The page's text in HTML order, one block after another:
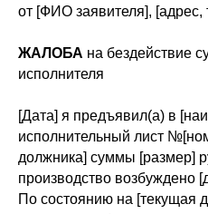
от [ФИО заявителя], [адрес,
ЖАЛОБА на бездействие
исполнителя
[Дата] я предъявил(а) в
исполнительный лист
должника] суммы [размер]
производство возбуждено
По состоянию на [текущая